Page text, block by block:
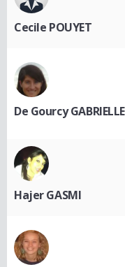
Cecile POUYET
De Gourcy GABRIELLE
Hajer GASMI